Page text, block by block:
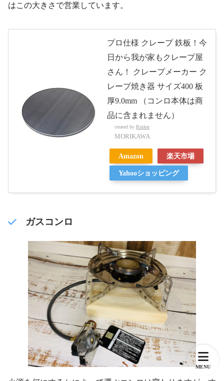
はこの大きさで営業しています。
プロ仕様 クレープ 鉄板！今
日から我が家もクレープ屋
さん！ クレープメーカー ク
レープ焼き器 サイズ400 板
厚9.0mm （コンロ本体は商
品に含まれません）
created by Rinker
MORIKAWA
Amazon 楽天市場
Yahooショッピング
ガスコンロ
MENU